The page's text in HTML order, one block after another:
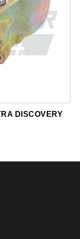
DISCOVERY